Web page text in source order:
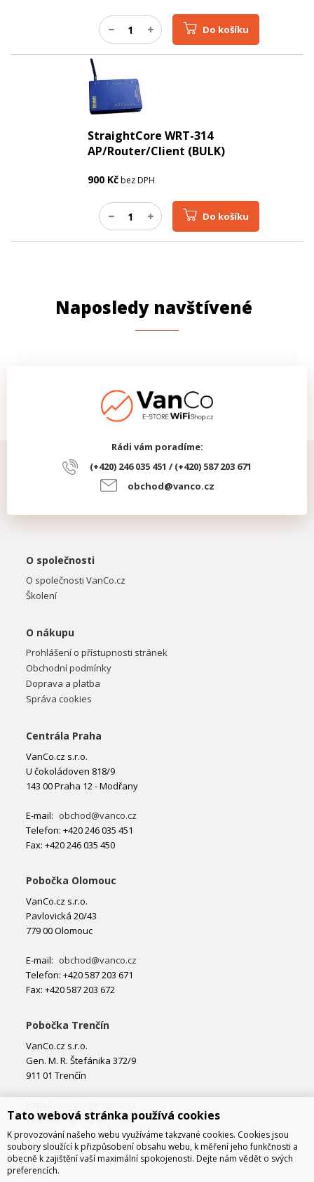
Do košíku
StraightCore WRT-314
AP/Router/Client (BULK)
900 Kčbez DPH
Do košíku
Naposledy navštívené
Rádi vám poradíme:
(+420) 246 035 451 / (+420) 587 203 671
obchod@vanco.cz
O společnosti
O společnosti VanCo.cz
Školení
O nákupu
Prohlášení o přístupnosti stránek
Obchodní podmínky
Doprava a platba
Správa cookies
Centrála Praha
VanCo.cz s.r.o.
U čokoládoven 818/9
143 00 Praha 12 - Modřany
E-mail: obchod@vanco.cz
Telefon: +420 246 035 451
Fax: +420 246 035 450
Pobočka Olomouc
VanCo.cz s.r.o.
Pavlovická 20/43
779 00 Olomouc
E-mail: obchod@vanco.cz
Telefon: +420 587 203 671
Fax: +420 587 203 672
Pobočka Trenčín
VanCo.cz s.r.o.
Gen. M. R. Štefánika 372/9
911 01 Trenčín
Telefon: +421 32 877 74 02
Tato webová stránka používá cookies
K provozování našeho webu využíváme takzvané cookies. Cookies jsou
soubory sloužící k přizpůsobení obsahu webu, k měření jeho funkčnosti a
obecně k zajištění vaší maximální spokojenosti. Dejte nám vědět o svých
preferencích.